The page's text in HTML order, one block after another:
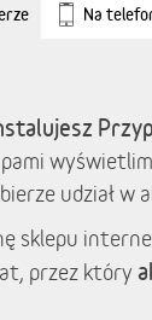
Na
udział w
sklepu
przez który